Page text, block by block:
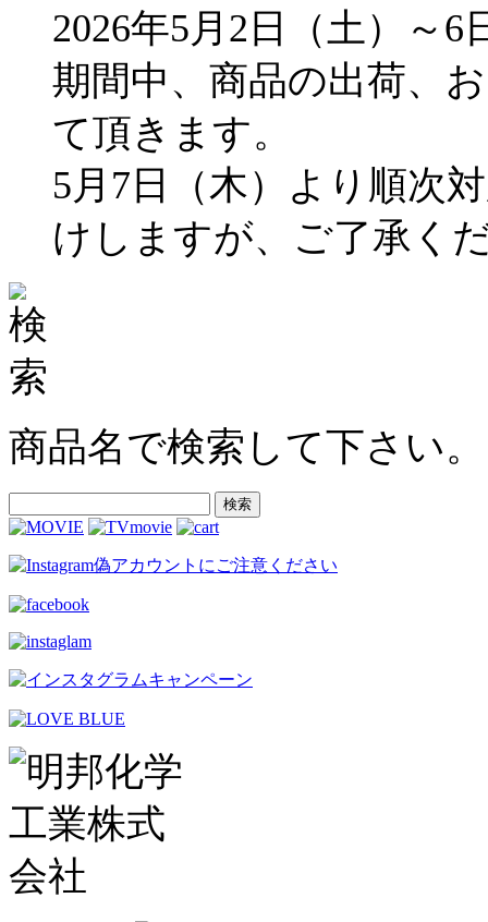
2026年5月2日（土）～6
期間中、商品の出荷、
て頂きます。
5月7日（木）より順次
けしますが、ご了承く
商品名で検索して下さい。